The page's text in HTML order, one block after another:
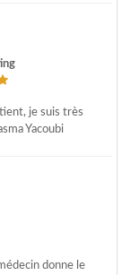
je suis très
Yacoubi
donne le